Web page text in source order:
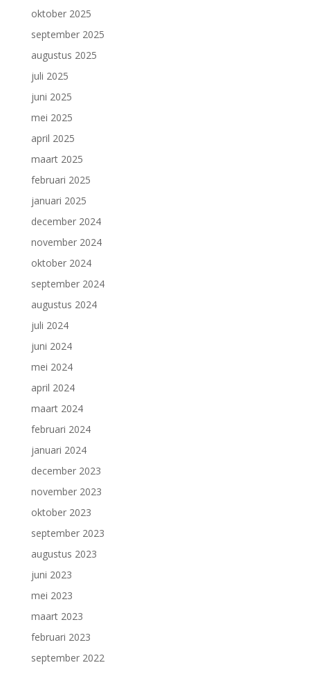
oktober 2025
september 2025
augustus 2025
juli 2025
juni 2025
mei 2025
april 2025
maart 2025
februari 2025
januari 2025
december 2024
november 2024
oktober 2024
september 2024
augustus 2024
juli 2024
juni 2024
mei 2024
april 2024
maart 2024
februari 2024
januari 2024
december 2023
november 2023
oktober 2023
september 2023
augustus 2023
juni 2023
mei 2023
maart 2023
februari 2023
september 2022